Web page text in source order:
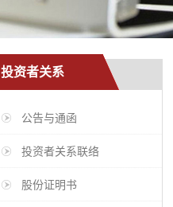
投资者关系
公告与通函
投资者关系联络
股份证明书